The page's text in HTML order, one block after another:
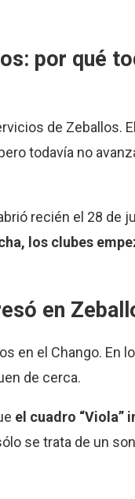
por qué
de Zeballos.
todavía no
recién el 28 de
los clubes
en
en el Chango. En
de cerca.
el cuadro “Viola”
se trata de un